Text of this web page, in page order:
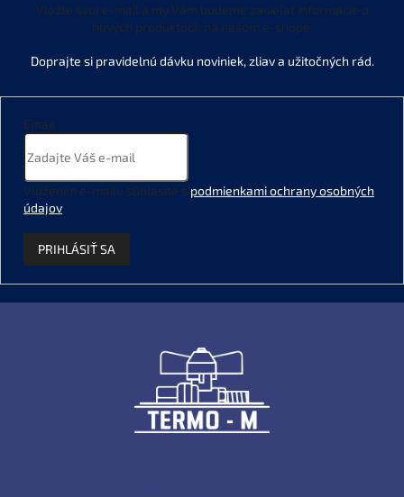
Vložte svoj e-mail a my Vám budeme zasielať informácie o
nových produktoch na našom e-shope.
Email
Vložením e-mailu súhlasíte s podmienkami ochrany osobných
údajov.
PRIHLÁSIŤ SA